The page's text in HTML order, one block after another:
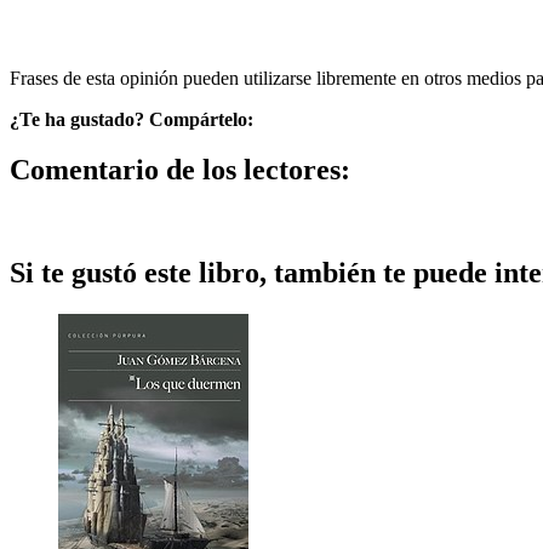
Frases de esta opinión pueden utilizarse libremente en otros medios
¿Te ha gustado? Compártelo:
Comentario de los lectores:
Si te gustó este libro, también te puede